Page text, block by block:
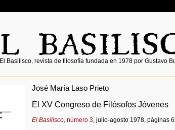
El Basilisco, revista de filosofía fundada en 1978 por Gustavo
José María Laso Prieto
El XV Congreso de Filósofos Jóvenes
El Basilisco, número 3, julio-agosto 1978, páginas